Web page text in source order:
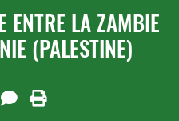
ENTRE LA ZAMBIE
(PALESTINE)